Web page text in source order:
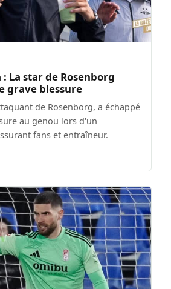
La star de Rosenborg
grave blessure
de Rosenborg, a échappé
au genou lors d'un
fans et entraîneur.